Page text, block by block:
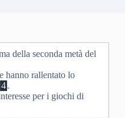
della seconda metà del
hanno rallentato lo
4.
per i giochi di